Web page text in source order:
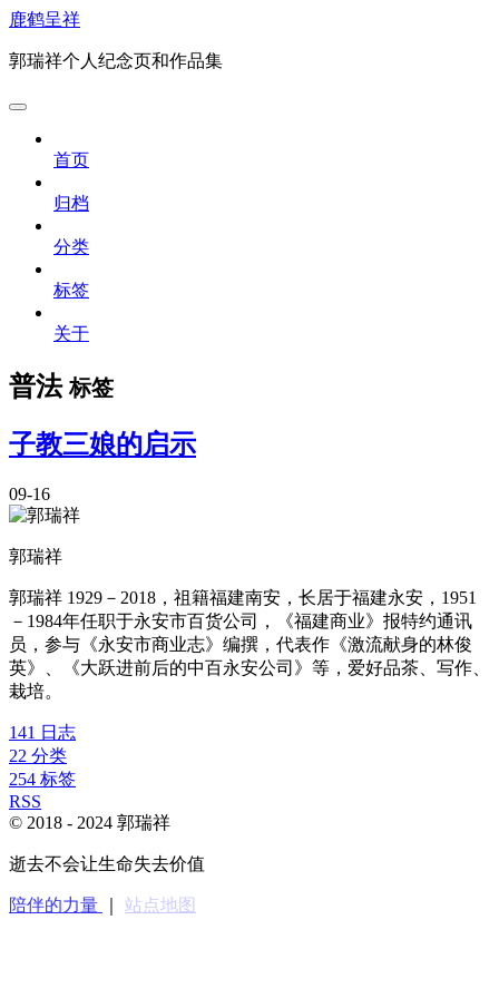
鹿鹤呈祥
郭瑞祥个人纪念页和作品集
首页
归档
分类
标签
关于
普法标签
子教三娘的启示
09-16
郭瑞祥
郭瑞祥 1929－2018，祖籍福建南安，长居于福建永安，1951
－1984年任职于永安市百货公司，《福建商业》报特约通讯
员，参与《永安市商业志》编撰，代表作《激流献身的林俊
英》、《大跃进前后的中百永安公司》等，爱好品茶、写作、
栽培。
141 日志
22 分类
254 标签
RSS
© 2018 - 2024 郭瑞祥
逝去不会让生命失去价值
陪伴的力量 站点地图